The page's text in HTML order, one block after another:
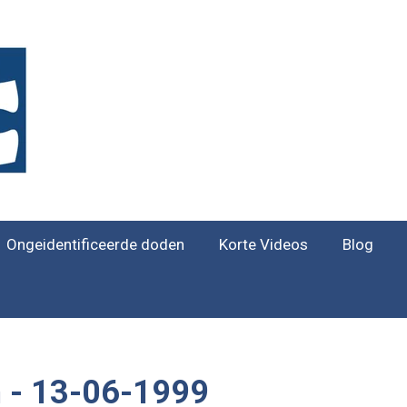
Ongeidentificeerde doden Korte Videos Blog
- 13-06-1999